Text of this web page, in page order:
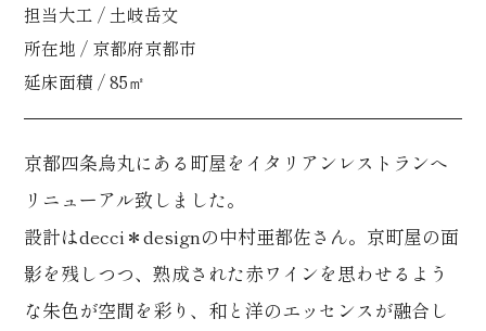
担当大工 / 土岐岳文
所在地 / 京都府京都市
延床面積 / 85㎡
京都四条烏丸にある町屋をイタリアンレストランへ
リニューアル致しました。
設計はdecci＊designの中村亜都佐さん。京町屋の面
影を残しつつ、熟成された赤ワインを思わせるよう
な朱色が空間を彩り、和と洋のエッセンスが融合し